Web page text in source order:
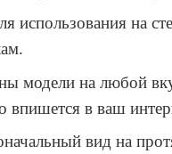
использования на
модели на любой
впишется в ваш
вид на